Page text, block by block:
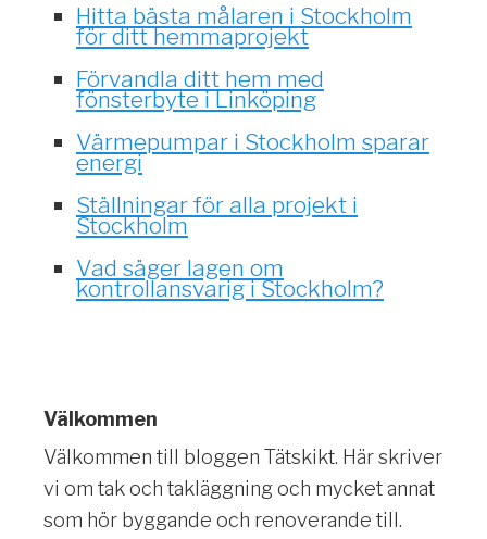
Hitta bästa målaren i Stockholm
för ditt hemmaprojekt
Förvandla ditt hem med
fönsterbyte i Linköping
Värmepumpar i Stockholm sparar
energi
Ställningar för alla projekt i
Stockholm
Vad säger lagen om
kontrollansvarig i Stockholm?
Välkommen
Välkommen till bloggen Tätskikt. Här skriver
vi om tak och takläggning och mycket annat
som hör byggande och renoverande till.